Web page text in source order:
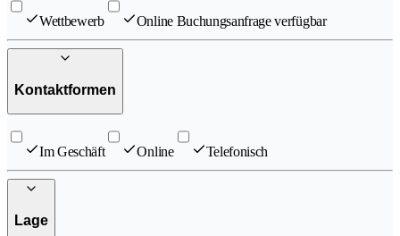
Wettbewerb Online Buchungsanfrage verfügbar
Kontaktformen
Im Geschäft Online Telefonisch
Lage